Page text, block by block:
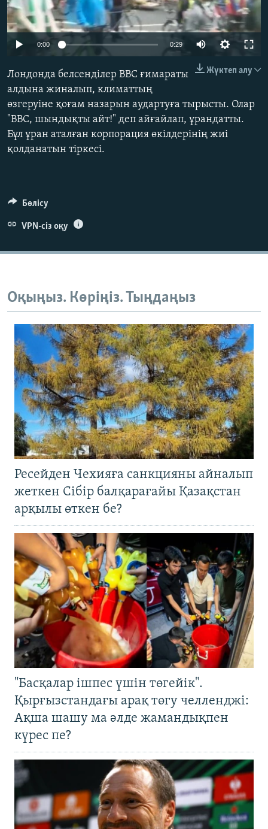
ЖАЗЫЛЫҢЫЗ
Басқа тілдерде
0:00 0:29
Жүктеп алу
Лондонда белсенділер BBC ғимараты
алдына жиналып, климаттың
өзгеруіне қоғам назарын аудартуға тырысты. Олар
"BBC, шындықты айт!" деп айғайлап, ұрандатты.
Бұл ұран аталған корпорация өкілдерінің жиі
қолданатын тіркесі.
Бөлісу
VPN-сіз оқу
Оқыңыз. Көріңіз. Тыңдаңыз
Ресейден Чехияға санкцияны айналып
жеткен Сібір балқарағайы Қазақстан
арқылы өткен бе?
"Басқалар ішпес үшін төгейік".
Қырғызстандағы арақ төгу челленджі:
Ақша шашу ма әлде жамандықпен
күрес пе?